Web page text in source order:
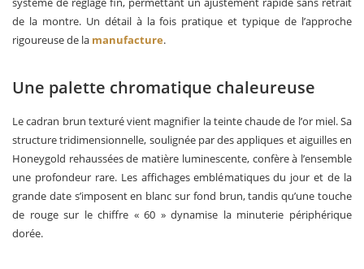
de la montre. Un détail à la fois pratique et typique de l’approche
rigoureuse de la manufacture.
Une palette chromatique chaleureuse
Le cadran brun texturé vient magnifier la teinte chaude de l’or miel. Sa
structure tridimensionnelle, soulignée par des appliques et aiguilles en
Honeygold rehaussées de matière luminescente, confère à l’ensemble
une profondeur rare. Les affichages emblématiques du jour et de la
grande date s’imposent en blanc sur fond brun, tandis qu’une touche
de rouge sur le chiffre « 60 » dynamise la minuterie périphérique
dorée.